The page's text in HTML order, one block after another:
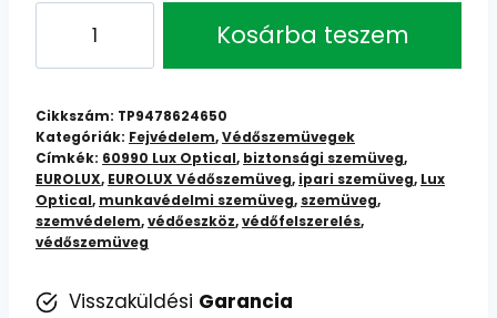
Védőszemüveg
-
60990
Lux
Optical
-
Szemvédelem
Munkahelyen
és
Kosárba teszem
Cikkszám: TP9478624650
Kategóriák: Fejvédelem,Védőszemüvegek
Címkék: 60990 Lux Optical, biztonsági szemüveg,
EUROLUX, EUROLUX Védőszemüveg, ipari szemüveg, Lux
Optical, munkavédelmi szemüveg, szemüveg,
szemvédelem,védőeszköz,védőfelszerelés,
védőszemüveg
Visszaküldési Garancia